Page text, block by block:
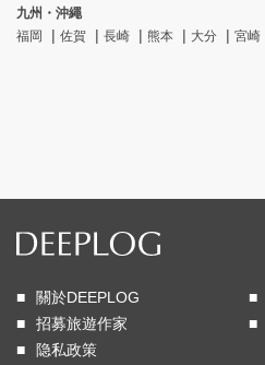
九州・沖繩
福岡
佐賀 長崎 熊本 大分 宮崎
關於DEEPLOG
招募旅遊作家
隐私政策